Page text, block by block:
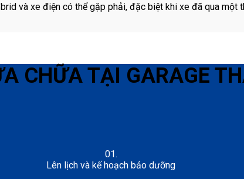
và xe điện có thể gặp phải, đặc biệt khi xe đã qua một
CHỮA TẠI GARAGE
01.
Lên lịch và kế hoạch bảo dưỡng